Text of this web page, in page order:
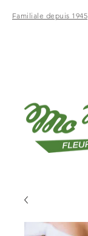
Familiale depuis 1945